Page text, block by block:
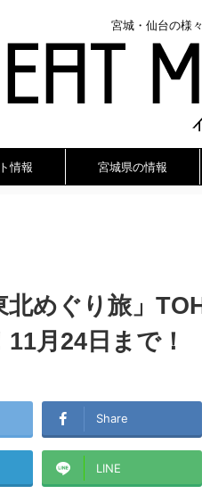
宮城・仙台の様
情報 宮城県の情報
北めぐり旅」
月24日まで！
Share
LINE